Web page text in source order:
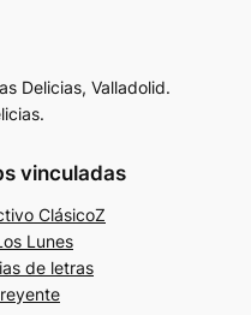
Delicias, Valladolid.
vinculadas
ClásicoZ
Lunes
de letras